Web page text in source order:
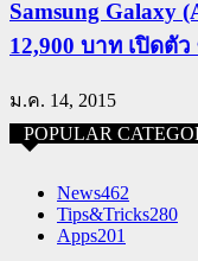
Samsung Galaxy
12,900 บาท เปิดตั
ม.ค. 14, 2015
POPULAR
News462
Tips&Tricks280
Apps201